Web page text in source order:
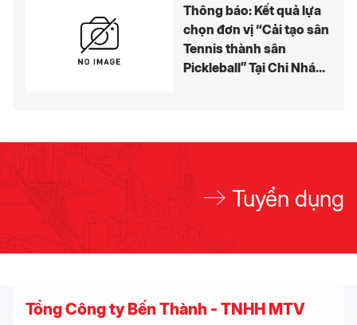
Thông báo: Kết quả lựa
chọn đơn vị “Cải tạo sân
Tennis thành sân
Pickleball” Tại Chi Nhánh
Tuyển dụng
Tổng Công ty Bến Thành - TNHH MTV